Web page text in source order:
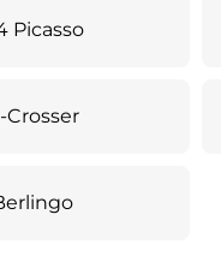
Picasso
Crosser